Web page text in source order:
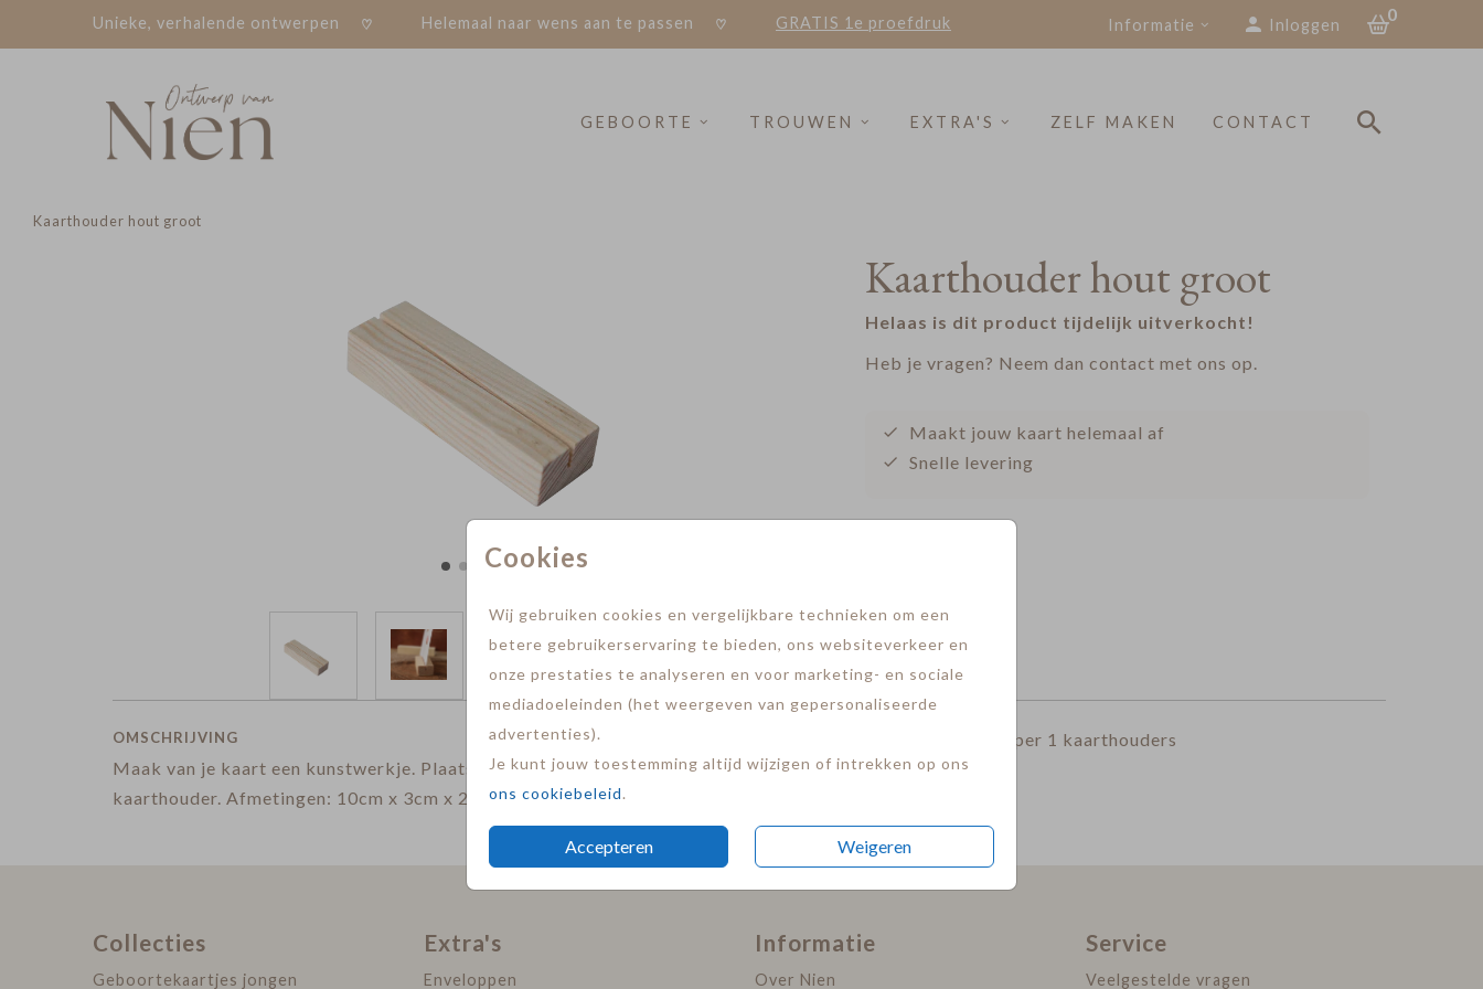
Unieke, verhalende ontwerpen Helemaal naar wens aan te passen GRATIS 1e proefdruk Informatie Inloggen
0
GEBOORTE TROUWEN EXTRA'S ZELF MAKEN CONTACT
Cookies
Wij gebruiken cookies en vergelijkbare technieken om een
betere gebruikerservaring te bieden, ons websiteverkeer en
onze prestaties te analyseren en voor marketing- en sociale
mediadoeleinden (het weergeven van gepersonaliseerde
advertenties).
Je kunt jouw toestemming altijd wijzigen of intrekken op ons
ons cookiebeleid.
Accepteren Weigeren
Kaarthouder hout groot
Kaarthouder hout groot
Helaas is dit product tijdelijk uitverkocht!
Heb je vragen? Neem dan contact met ons op.
Maakt jouw kaart helemaal af
Snelle levering
OMSCHRIJVING
Maak van je kaart een kunstwerkje. Plaats je persoonlijke kaart in een mooie houten
kaarthouder. Afmetingen: 10cm x 3cm x 2cm (lxbxh)
per 1 kaarthouders
Collecties
Geboortekaartjes jongen
Extra's
Enveloppen
Informatie
Over Nien
Service
Veelgestelde vragen